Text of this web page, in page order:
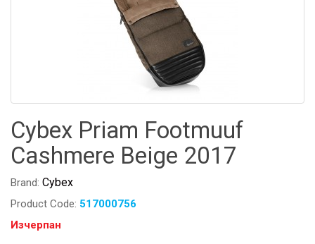
Cybex Priam Footmuuf
Cashmere Beige 2017
Brand: Cybex
Product Code: 517000756
Изчерпан